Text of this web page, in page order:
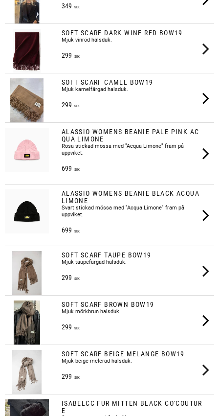
349 SEK
SOFT SCARF DARK WINE RED BOW19
Mjuk vinröd halsduk.
299 SEK
SOFT SCARF CAMEL BOW19
​Mjuk kamelfärgad halsduk.
299 SEK
ALASSIO WOMENS BEANIE PALE PINK AC
QUA LIMONE
Rosa stickad mössa med "Acqua Limone" fram på
uppviket.
699 SEK
ALASSIO WOMENS BEANIE BLACK ACQUA
LIMONE
Svart stickad mössa med "Acqua Limone" fram på
uppviket.
699 SEK
SOFT SCARF TAUPE BOW19
​Mjuk taupefärgad halsduk.
299 SEK
SOFT SCARF BROWN BOW19
​Mjuk mörkbrun halsduk.
299 SEK
SOFT SCARF BEIGE MELANGE BOW19
​Mjuk beige melerad halsduk.
299 SEK
ISABELCC FUR MITTEN BLACK CO'COUTUR
E